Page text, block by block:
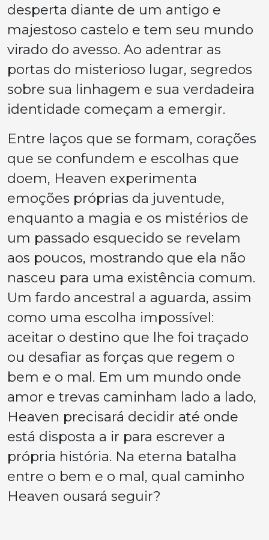
desperta diante de um antigo e
majestoso castelo e tem seu mundo
virado do avesso. Ao adentrar as
portas do misterioso lugar, segredos
sobre sua linhagem e sua verdadeira
identidade começam a emergir.
Entre laços que se formam, corações
que se confundem e escolhas que
doem, Heaven experimenta
emoções próprias da juventude,
enquanto a magia e os mistérios de
um passado esquecido se revelam
aos poucos, mostrando que ela não
nasceu para uma existência comum.
Um fardo ancestral a aguarda, assim
como uma escolha impossível:
aceitar o destino que lhe foi traçado
ou desafiar as forças que regem o
bem e o mal. Em um mundo onde
amor e trevas caminham lado a lado,
Heaven precisará decidir até onde
está disposta a ir para escrever a
própria história. Na eterna batalha
entre o bem e o mal, qual caminho
Heaven ousará seguir?